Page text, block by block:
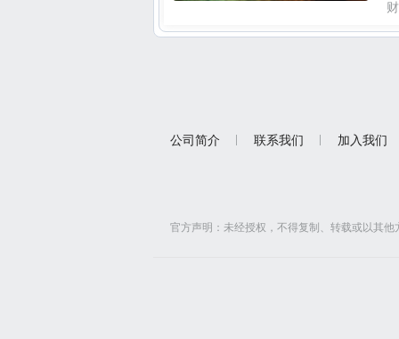
公司简介 联系我们 加入我们
官方声明： 未经授权，不得复制、转载或以其